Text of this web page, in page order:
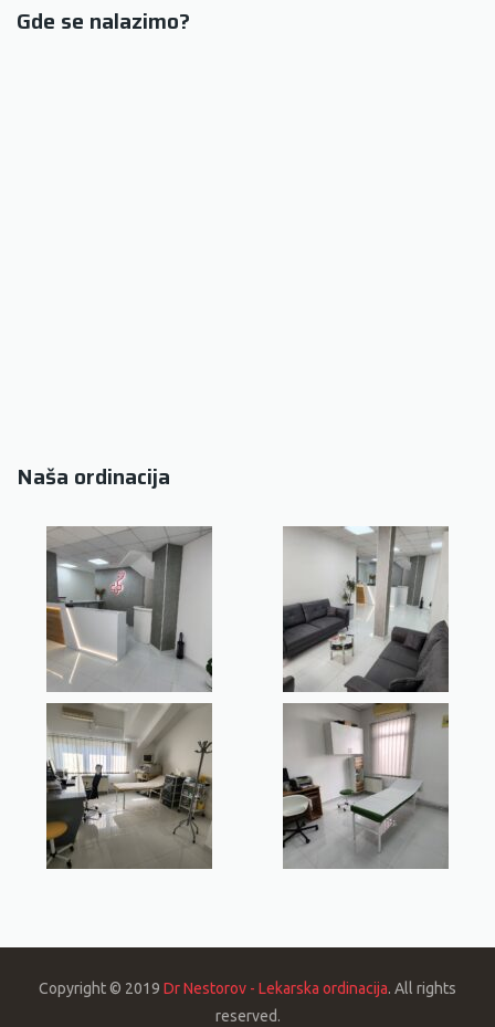
Gde se nalazimo?
Naša ordinacija
Copyright © 2019 Dr Nestorov - Lekarska ordinacija. All rights
reserved.